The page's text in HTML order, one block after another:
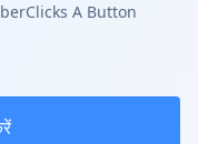
A Button